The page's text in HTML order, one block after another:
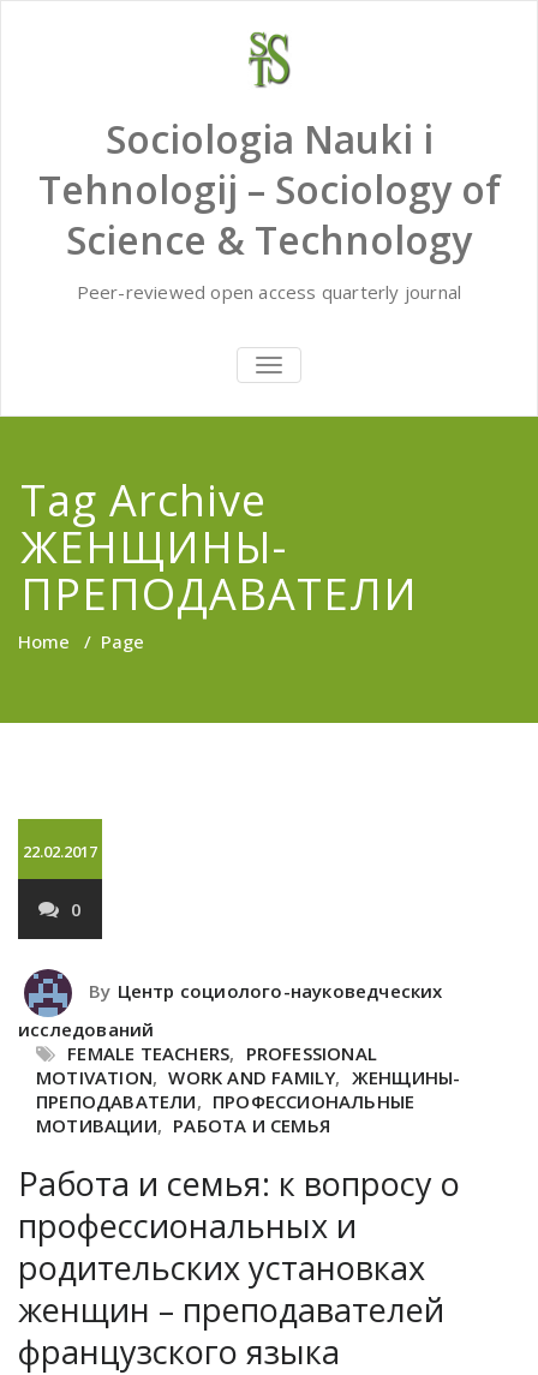
Sociologia Nauki i
Tehnologij – Sociology of
Science & Technology
Peer-reviewed open access quarterly journal
TOGGLE
NAVIGATION
Tag Archive
ЖЕНЩИНЫ-
ПРЕПОДАВАТЕЛИ
Home / Page
22.02.2017
0
By Центр социолого-науковедческих
исследований
FEMALE TEACHERS, PROFESSIONAL
MOTIVATION, WORK AND FAMILY, ЖЕНЩИНЫ-
ПРЕПОДАВАТЕЛИ, ПРОФЕССИОНАЛЬНЫЕ
МОТИВАЦИИ, РАБОТА И СЕМЬЯ
Работа и семья: к вопросу о
профессиональных и
родительских установках
женщин – преподавателей
французского языка